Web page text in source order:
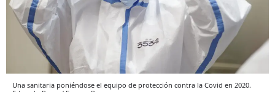
Una sanitaria poniéndose el equipo de protección contra la Covid en 2020.